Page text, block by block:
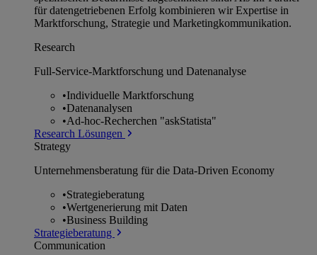
für datengetriebenen Erfolg kombinieren wir Expertise in
Marktforschung, Strategie und Marketingkommunikation.
Research
Full-Service-Marktforschung und Datenanalyse
•Individuelle Marktforschung
•Datenanalysen
•Ad-hoc-Recherchen "askStatista"
Research Lösungen
Strategy
Unternehmens­beratung für die Data-Driven Economy
•Strategieberatung
•Wertgenerierung mit Daten
•Business Building
Strategieberatung
Communication